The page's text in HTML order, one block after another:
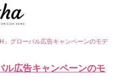
」グローバル広告キャンペーンのモデ
広告キャンペーンのモ